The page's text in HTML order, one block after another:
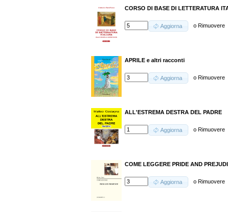
CORSO DI BASE DI LETTERATURA
Aggiorna oRimuovere
APRILE e altri racconti
Aggiorna oRimuovere
ALL'ESTREMA DESTRA DEL PADRE
Aggiorna oRimuovere
COME LEGGERE PRIDE AND
Aggiorna oRimuovere